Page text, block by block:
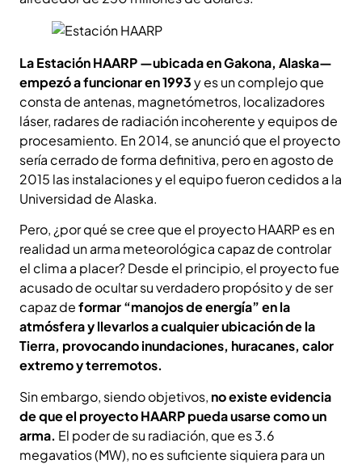
La Estación HAARP —ubicadaen Gakona, Alaska—
empezó a funcionar en 1993y es un complejo que
consta de antenas, magnetómetros, localizadores
láser, radares de radiación incoherente y equipos de
procesamiento. En 2014, se anunció que el proyecto
sería cerrado de forma definitiva, pero en agosto de
2015 las instalaciones y el equipo fueron cedidos a la
Universidad de Alaska.
Pero, ¿por qué se cree que el proyecto HAARP es en
realidad un arma meteorológica capaz de controlar
el clima a placer? Desde el principio, el proyecto fue
acusado de ocultar su verdadero propósito y de ser
capaz deformar “manojos de energía” en la
atmósfera y llevarlos a cualquier ubicación de la
Tierra, provocando inundaciones, huracanes, calor
extremo y terremotos.
Sin embargo, siendo objetivos, no existe evidencia
de que el proyecto HAARP pueda usarse como un
arma. El poder de su radiación, que es 3.6
megavatios (MW), no es suficiente siquiera para un